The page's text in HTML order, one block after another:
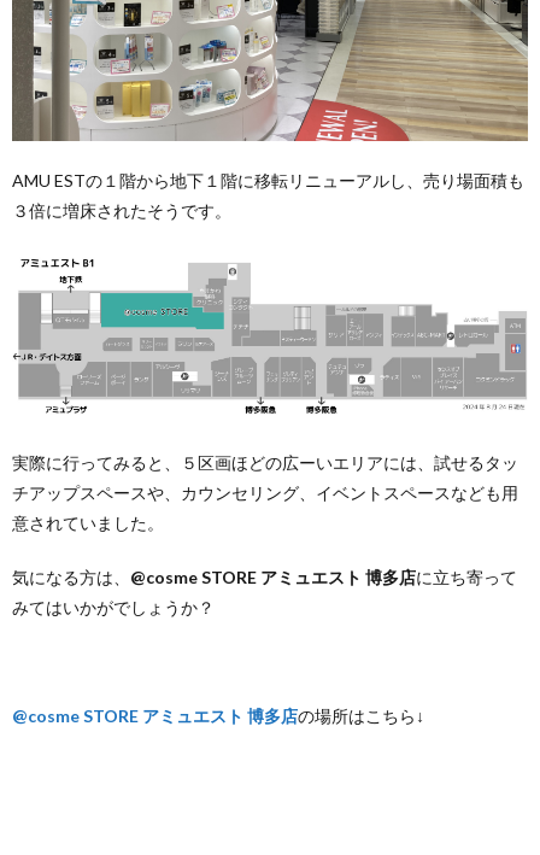
AMU ESTの１階から地下１階に移転リニューアルし、売り場面積も
３倍に増床されたそうです。
実際に行ってみると、５区画ほどの広ーいエリアには、試せるタッ
チアップスペースや、カウンセリング、イベントスペースなども用
意されていました。
気になる方は、 @cosme STORE アミュエスト 博多店に立ち寄って
みてはいかがでしょうか？
@cosme STORE アミュエスト 博多店の場所はこちら↓